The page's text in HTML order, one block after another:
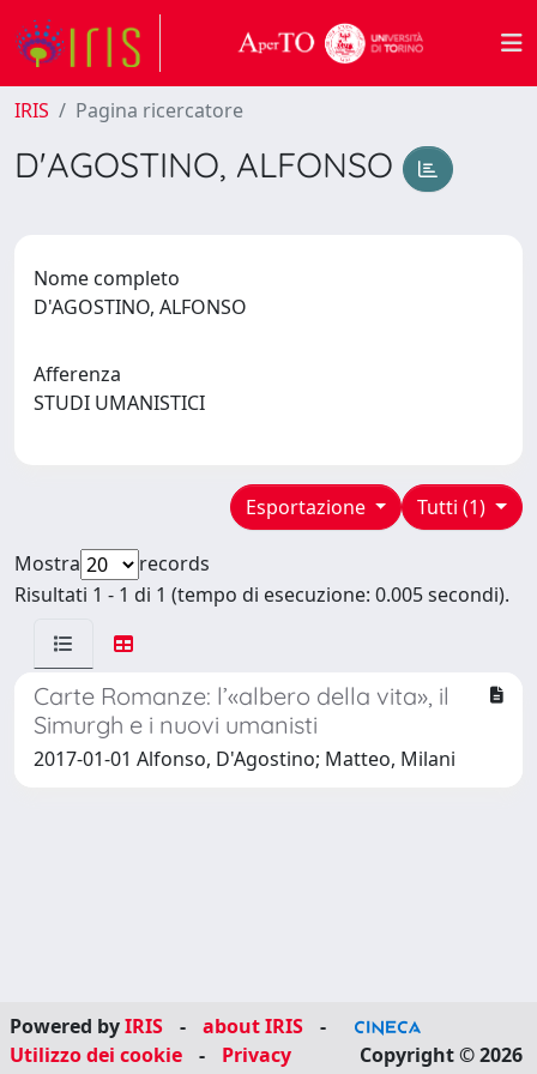
IRIS Pagina ricercatore
D'AGOSTINO, ALFONSO
Nome completo
D'AGOSTINO, ALFONSO
Afferenza
STUDI UMANISTICI
Tutti (1)
Esportazione
Mostra
records
Risultati 1 - 1 di 1 (tempo di esecuzione: 0.005 secondi).
Carte Romanze: l’«albero della vita», il
Simurgh e i nuovi umanisti
2017-01-01 Alfonso, D'Agostino; Matteo, Milani
Powered byIRIS - about IRIS
-
Utilizzo dei cookie
- Privacy Copyright © 2026